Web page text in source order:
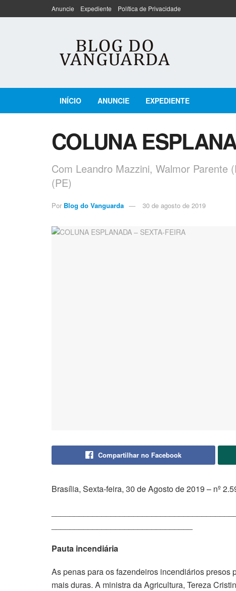
Anuncie Expediente Política de Privacidade
INÍCIO ANUNCIE EXPEDIENTE
COLUNA
Com Leandro Mazzini, Walmor Parente
(PE)
Por Blog do Vanguarda 30 de agosto de 2019
Compartilhar no Facebook
Brasília, Sexta-feira, 30 de Agosto de 2019 – nº
Pauta incendiária
As penas para os fazendeiros incendiários
mais duras. A ministra da Agricultura, Tereza